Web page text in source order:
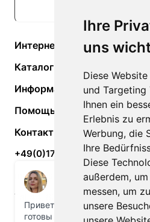
Ihre
uns
Diese
und Targeting
Ihnen ein
Erlebnis zu
Werbung, die
Ihre
Diese
außerdem,
messen, um
unsere
Интернет-магазин
Каталог
Информация
Помощь
Контакты
+49(0)170-74-52-966
maxxreise@gmail.com
Tal 44, 80331 München,